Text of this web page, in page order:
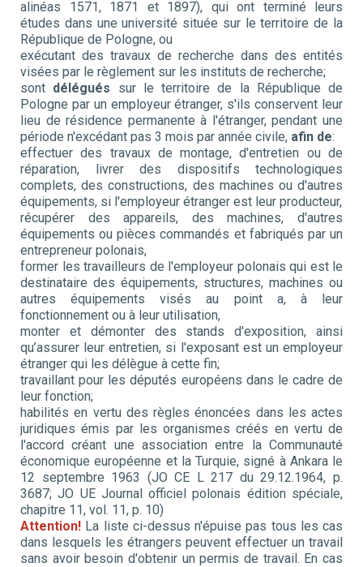
alinéas 1571, 1871 et 1897), qui ont terminé leurs
études dans une université située sur le territoire de la
République de Pologne, ou
exécutant des travaux de recherche dans des entités
visées par le règlement sur les instituts de recherche;
sont délégués sur le territoire de la République de
Pologne par un employeur étranger, s'ils conservent leur
lieu de résidence permanente à l'étranger, pendant une
période n'excédant pas 3 mois par année civile, afin de:
effectuer des travaux de montage, d'entretien ou de
réparation, livrer des dispositifs technologiques
complets, des constructions, des machines ou d'autres
équipements, si l'employeur étranger est leur producteur,
récupérer des appareils, des machines, d'autres
équipements ou pièces commandés et fabriqués par un
entrepreneur polonais,
former les travailleurs de l'employeur polonais qui est le
destinataire des équipements, structures, machines ou
autres équipements visés au point a, à leur
fonctionnement ou à leur utilisation,
monter et démonter des stands d'exposition, ainsi
qu’assurer leur entretien, si l'exposant est un employeur
étranger qui les délègue à cette fin;
travaillant pour les députés européens dans le cadre de
leur fonction;
habilités en vertu des règles énoncées dans les actes
juridiques émis par les organismes créés en vertu de
l'accord créant une association entre la Communauté
économique européenne et la Turquie, signé à Ankara le
12 septembre 1963 (JO CE L 217 du 29.12.1964, p.
3687; JO UE Journal officiel polonais édition spéciale,
chapitre 11, vol. 11, p. 10)
Attention! La liste ci-dessus n'épuise pas tous les cas
dans lesquels les étrangers peuvent effectuer un travail
sans avoir besoin d'obtenir un permis de travail. En cas